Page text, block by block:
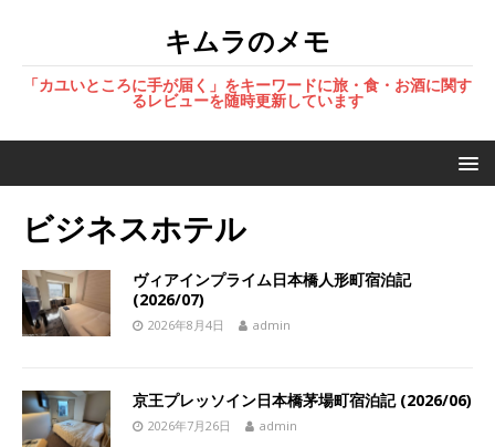
キムラのメモ
「カユいところに手が届く」をキーワードに旅・食・お酒に関す
るレビューを随時更新しています
ビジネスホテル
ヴィアインプライム日本橋人形町宿泊記
(2026/07)
2026年8月4日 admin
京王プレッソイン日本橋茅場町宿泊記 (2026/06)
2026年7月26日 admin